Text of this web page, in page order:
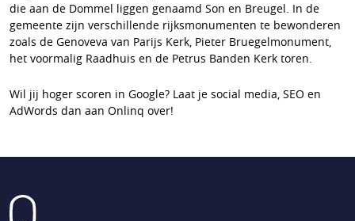
die aan de Dommel liggen genaamd Son en Breugel. In de
gemeente zijn verschillende rijksmonumenten te bewonderen
zoals de Genoveva van Parijs Kerk, Pieter Bruegelmonument,
het voormalig Raadhuis en de Petrus Banden Kerk toren.
Wil jij hoger scoren in Google? Laat je social media, SEO en
AdWords dan aan Onlinq over!